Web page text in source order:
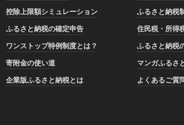
控除上限額シミュレーション
ふるさと納税
ふるさと納税の確定申告
住民税・所得
ワンストップ特例制度とは？
ふるさと納税
寄附金の使い道
マンガふるさ
企業版ふるさと納税とは
よくあるご質